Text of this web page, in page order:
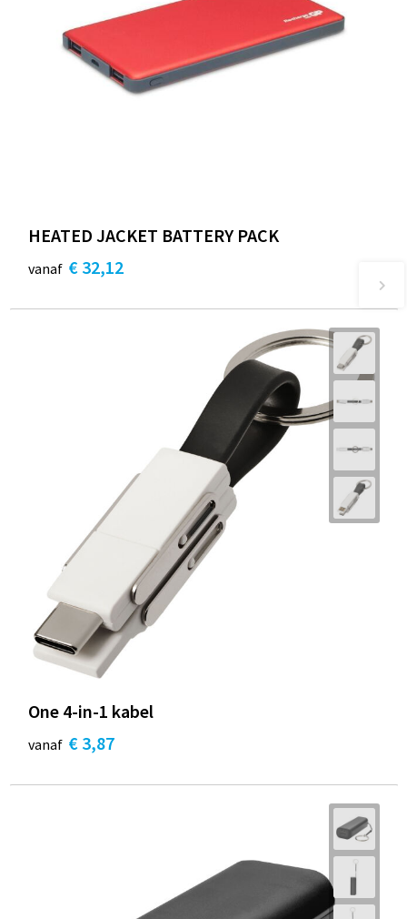
HEATED JACKET BATTERY PACK
vanaf € 32,12
One 4-in-1 kabel
vanaf € 3,87